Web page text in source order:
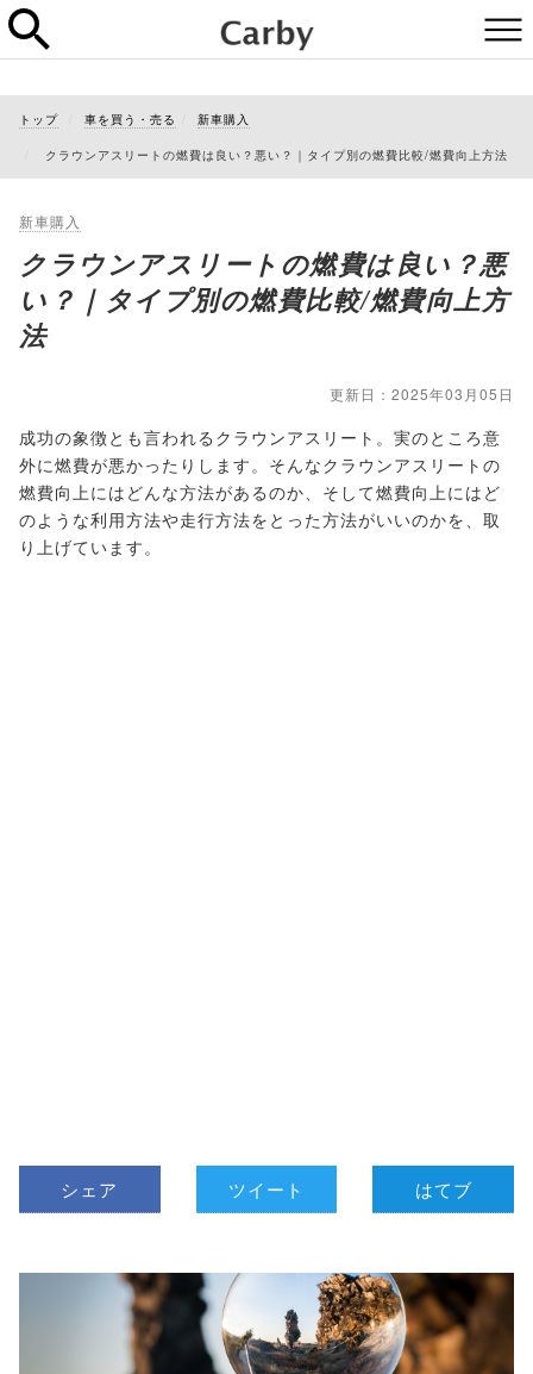
トップ 車を買う・売る 新車購入
クラウンアスリートの燃費は良い？悪い？｜タイプ別の燃費比較/燃費向上方法
新車購入
クラウンアスリートの燃費は良い？悪
い？｜タイプ別の燃費比較/燃費向上方
法
更新日：2025年03月05日
成功の象徴とも言われるクラウンアスリート。実のところ意
外に燃費が悪かったりします。そんなクラウンアスリートの
燃費向上にはどんな方法があるのか、そして燃費向上にはど
のような利用方法や走行方法をとった方法がいいのかを、取
り上げています。
シェア ツイート はてブ